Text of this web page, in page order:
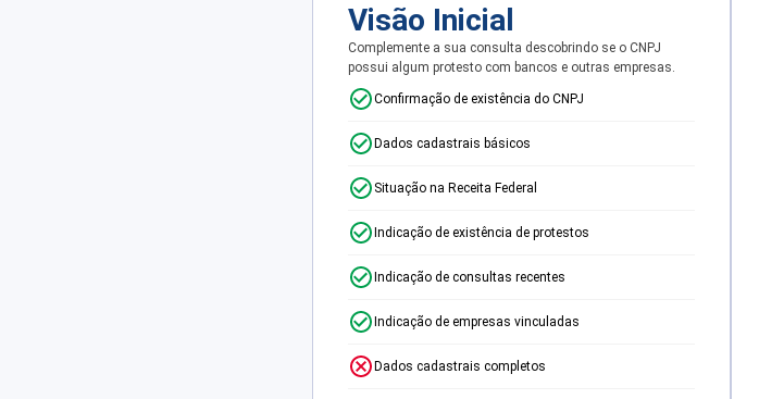
Visão Inicial
Complemente a sua consulta descobrindo se o CNPJ
possui algum protesto com bancos e outras empresas.
Confirmação de existência do CNPJ
Dados cadastrais básicos
Situação na Receita Federal
Indicação de existência de protestos
Indicação de consultas recentes
Indicação de empresas vinculadas
Dados cadastrais completos